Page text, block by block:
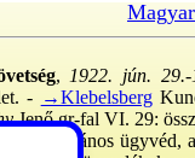
, 1922. jún. 29.-
- →Klebelsberg
Jenő gr-fal VI. 29:
János ügyvéd,